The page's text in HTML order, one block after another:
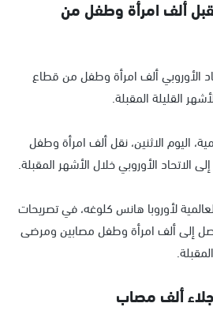
ألف امرأة وطفل من
الأوروبي ألف امرأة وطفل من قطاع
القليلة المقبلة.
اليوم الاثنين، نقل ألف امرأة وطفل
الاتحاد الأوروبي خلال الأشهر المقبلة.
لأوروبا هانس كلوغه، في تصريحات
إلى ألف امرأة وطفل مصابين ومرضى
ألف مصاب